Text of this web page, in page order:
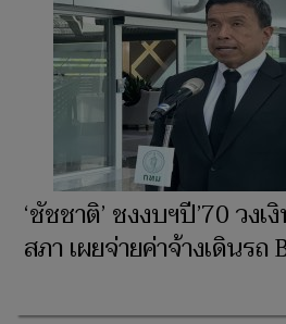
‘ชัชชาติ’ ชงงบฯปี’70 วง
สภา เผยจ่ายค่าจ้างเดินร